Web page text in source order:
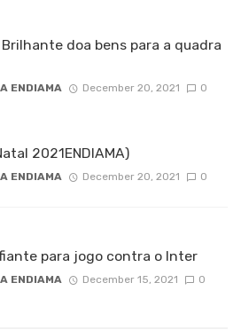
doa bens para a quadra
ENDIAMA December 20, 2021 0
2021ENDIAMA)
ENDIAMA December 20, 2021 0
para jogo contra o Inter
ENDIAMA December 15, 2021 0